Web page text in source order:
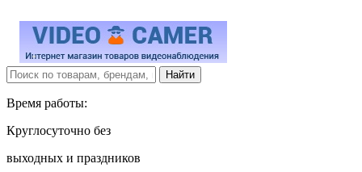
Время работы:
Круглосуточно без
выходных и праздников